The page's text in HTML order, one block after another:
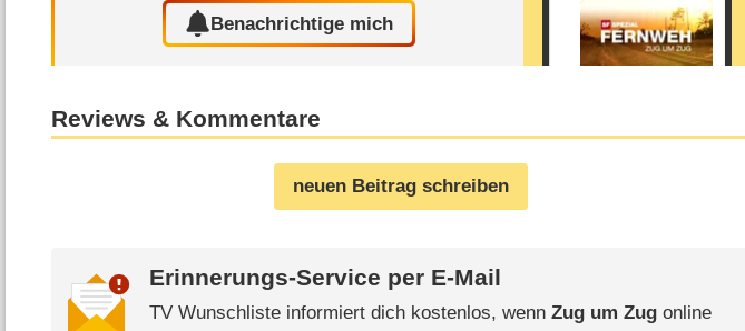
Benachrichtige mich
Reviews & Kommentare
neuen Beitrag schreiben
Erinnerungs-Service per E-Mail
TV Wunschliste informiert dich kostenlos, wenn Zug um Zugonline